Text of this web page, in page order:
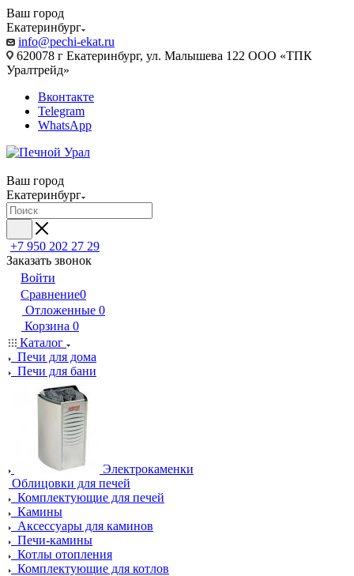
Ваш город
Екатеринбург
info@pechi-ekat.ru
620078 г Екатеринбург, ул. Малышева 122 ООО «ТПК
Уралтрейд»
Вконтакте
Telegram
WhatsApp
Ваш город
Екатеринбург
+7 950 202 27 29
Заказать звонок
Войти
Сравнение0
Отложенные 0
Корзина 0
Каталог
Печи для дома
Печи для бани
Электрокаменки
Облицовки для печей
Комплектующие для печей
Камины
Аксессуары для каминов
Печи-камины
Котлы отопления
Комплектующие для котлов